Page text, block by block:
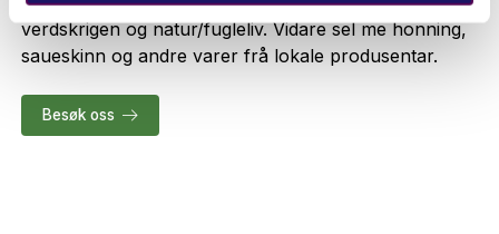
verdskrigen og natur/fugleliv. Vidare sel me honning,
saueskinn og andre varer frå lokale produsentar.
Besøk oss